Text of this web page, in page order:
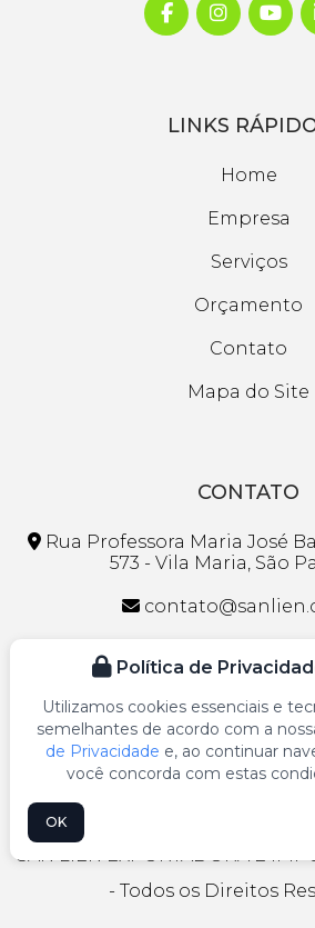
LINKS
Home
Empresa
Serviços
Orçamento
Contato
Mapa do Site
CONTATO
Rua Professora Maria José
573 - Vila Maria, São
SAN LIEN EXPORTADORA E
- Todos os Direitos
Política de
Utilizamos cookies essenciais e
semelhantes de acordo com a
de Privacidade e, ao continuar
você concorda com estas
OK